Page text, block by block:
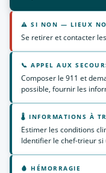
⚠ SI NON — LIEUX
Se retirer et contacter
📞 APPEL AUX
Composer le 911 et
possible, fournir les
🌡 INFORMATIONS À
Estimer les conditions
Identifier le chef-trieur si
🩸 HÉMORRAGIE